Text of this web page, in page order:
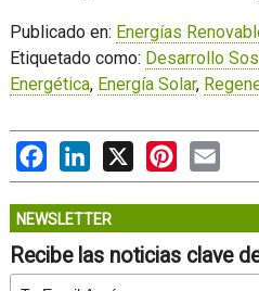
Publicado en: Energías
Etiquetado como: Desarrollo
Energética, Energía Solar,
FacebookLinkedIn
X PinterestEmail
NEWSLETTER
Recibe las noticias clave